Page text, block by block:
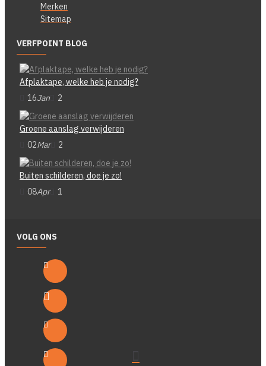
Merken
Sitemap
VERFPOINT BLOG
Afplaktape, welke heb je nodig?
16Jan 2
Groene aanslag verwijderen
02Mar 2
Buiten schilderen, doe je zo!
08Apr 1
VOLG ONS